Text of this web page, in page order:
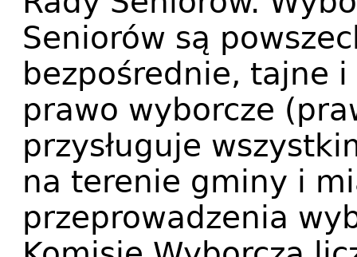
Seniorów są
bezpośrednie, tajne
prawo wyborcze
przysługuje
na terenie gminy i
przeprowadzenia